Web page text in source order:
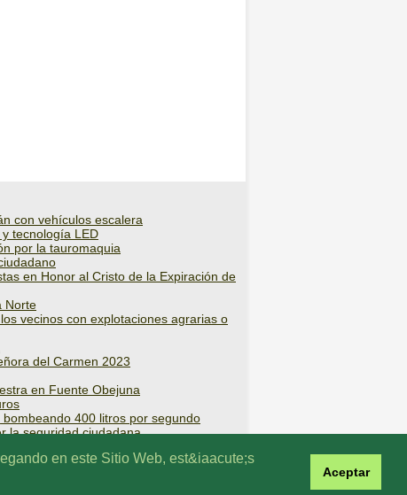
en este Sitio Web, est&iaacute;s
Aceptar
con vehículos escalera
tecnología LED
por la tauromaquia
en Honor al Cristo de la Expiración de
Norte
vecinos con explotaciones agrarias o
del Carmen 2023
en Fuente Obejuna
400 litros por segundo
la seguridad ciudadana